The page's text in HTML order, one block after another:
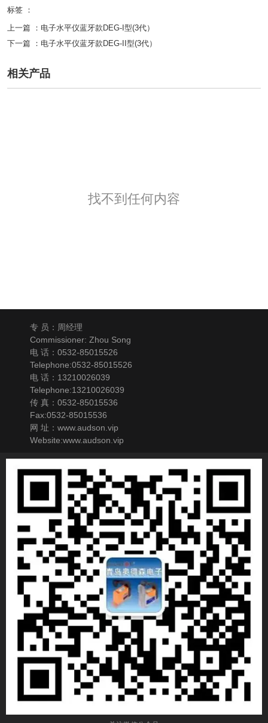
标签 ：
上一篇 ： 电子水平仪蓝牙款DEG-I型(3代）
下一篇 ： 电子水平仪蓝牙款DEG-II型(3代）
相关产品
找不到任何内容
专 员：周经理
Commissioner: Zhou Song
电 话：0532-85015526
Telephone:0532-85015526
电 话：13210026039
Telephone:13210026039
传 真：0532-85015536
Fax:0532-85015536
网 址：www.audson.vip
Website:www.audson.vip